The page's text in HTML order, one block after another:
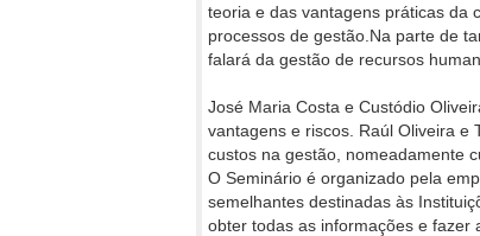
teoria e das vantagens práticas da
processos de gestão.Na parte de
falará da gestão de recursos
José Maria Costa e Custódio
vantagens e riscos. Raúl Oliveira e
custos na gestão, nomeadamente
O Seminário é organizado pela
semelhantes destinadas às
obter todas as informações e fazer